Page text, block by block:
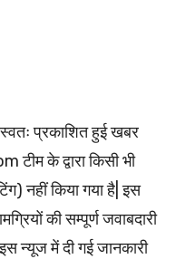
प्रकाशित हुई खबर
के द्वारा किसी भी
नहीं किया गया है| इस
की सम्पूर्ण जवाबदारी
न्यूज में दी गई जानकारी